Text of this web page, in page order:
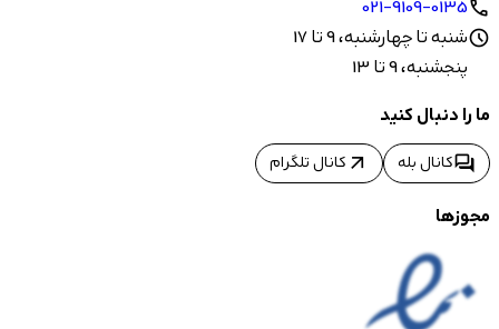
call
021-9109-0135
scheduleشنبه تا چهارشنبه، 9 تا 17
پنجشنبه، 9 تا 13
ما را دنبال کنید
forumکانال بله arrow_outward کانال تلگرام
مجوزها